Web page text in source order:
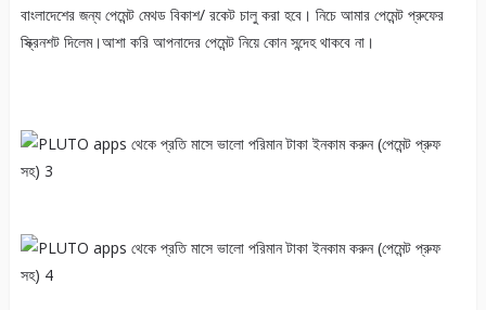
বাংলাদেশের জন্য পেমেন্ট মেথড বিকাশ/ রকেট চালু করা হবে। নিচে আমার পেমেন্ট প্রুফের
স্ক্রিনশট দিলেম।আশা করি আপনাদের পেমেন্ট নিয়ে কোন সন্দেহ থাকবে না।